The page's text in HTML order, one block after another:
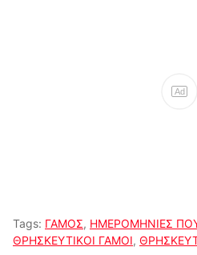
Ad
Tags: ΓΑΜΟΣ, ΗΜΕΡΟΜΗΝΙΕΣ
ΘΡΗΣΚΕΥΤΙΚΟΙ ΓΑΜΟΙ,